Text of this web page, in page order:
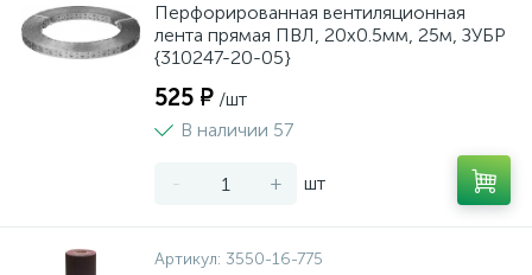
Перфорированная вентиляционная
лента прямая ПВЛ, 20х0.5мм, 25м, ЗУБР
{310247-20-05}
525 ₽ /шт
В наличии 57
- + шт
Артикул: 3550-16-775